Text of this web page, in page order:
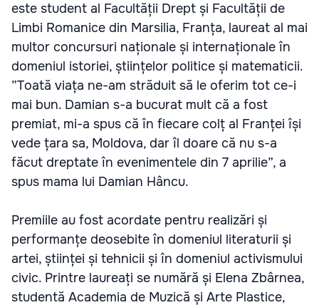
este student al Facultății Drept și Facultății de
Limbi Romanice din Marsilia, Franța, laureat al mai
multor concursuri naționale și internaționale în
domeniul istoriei, științelor politice și matematicii.
”Toată viața ne-am străduit să le oferim tot ce-i
mai bun. Damian s-a bucurat mult că a fost
premiat, mi-a spus că în fiecare colț al Franței își
vede țara sa, Moldova, dar îl doare că nu s-a
făcut dreptate în evenimentele din 7 aprilie”, a
spus mama lui Damian Hâncu.
Premiile au fost acordate pentru realizări și
performanțe deosebite în domeniul literaturii și
artei, științei și tehnicii și în domeniul activismului
civic. Printre laureați se numără și Elena Zbârnea,
studentă Academia de Muzică și Arte Plastice,